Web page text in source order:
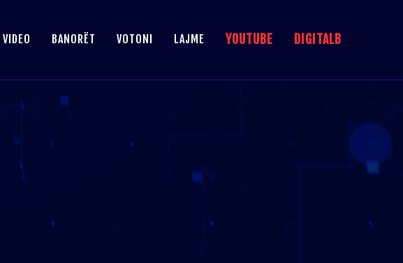
VIDEO BANORËT VOTONI LAJME YOUTUBE DIGITALB